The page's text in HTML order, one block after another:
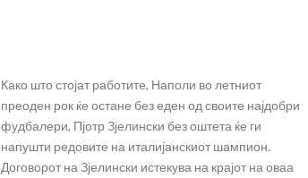
Како што стојат работите, Наполи во летниот
преоден рок ќе остане без еден од своите најдобри
фудбалери, Пјотр Зјелински без оштета ќе ги
напушти редовите на италијанскиот шампион.
Договорот на Зјелински истекува на крајот на оваа